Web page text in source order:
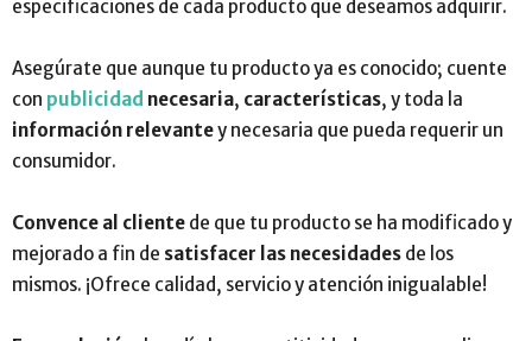
especificaciones de cada producto que deseamos adquirir.
Asegúrate que aunque tu producto ya es conocido; cuente
con publicidad necesaria, características, y toda la
información relevantey necesaria que pueda requerir un
consumidor.
Convence al cliente de que tu producto se ha modificado y
mejorado a fin de satisfacer las necesidades de los
mismos. ¡Ofrece calidad, servicio y atención inigualable!